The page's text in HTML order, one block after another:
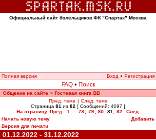
Официальный сайт болельщиков ФК "Спартак" Москва
Полная версия Вход • Регистрация
FAQ • Поиск
Общение на сайте » Гостевая книга ВВ
Пред. тема | След. тема
Страница 81 из 82 [ Сообщений: 4097 ]
На страницу Пред. 1 78 79 80 81 82
След.
Начать новую тему
Добавить
Версия для печати
01.12.2022 - 31.12.2022